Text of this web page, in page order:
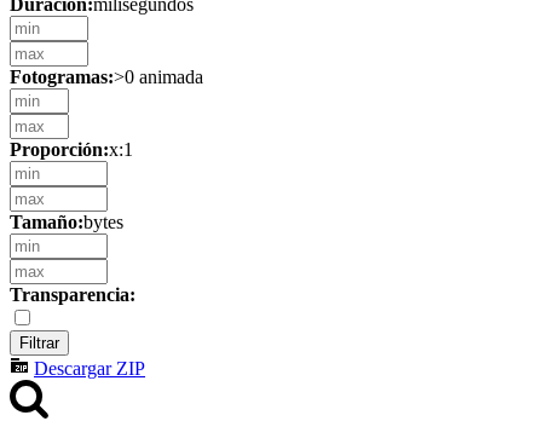
Fotogramas:>0 animada
Proporción:x:1
Tamaño:bytes
Transparencia:
Descargar ZIP